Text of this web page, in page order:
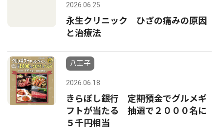
2026.06.25
永生クリニック ひざの痛みの原因
と治療法
八王子
2026.06.18
きらぼし銀行 定期預金でグルメギ
フトが当たる 抽選で２０００名に
５千円相当